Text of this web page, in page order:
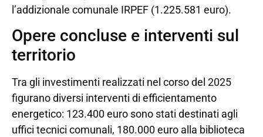
l’addizionale comunale IRPEF (1.225.581 euro).
Opere concluse e interventi sul
territorio
Tra gli investimenti realizzati nel corso del 2025
figurano diversi interventi di efficientamento
energetico: 123.400 euro sono stati destinati agli
uffici tecnici comunali, 180.000 euro alla biblioteca